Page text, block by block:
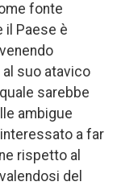
fonte
il Paese è
suo atavico
sarebbe
ambigue
a far
rispetto al
del